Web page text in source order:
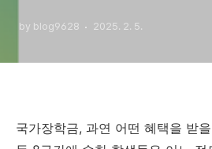
by blog9628 2025. 2. 5.
국가장학금, 과연 어떤 혜택을 받